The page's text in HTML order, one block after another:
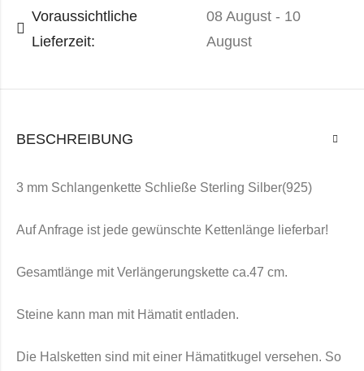
Voraussichtliche
Lieferzeit:
08 August - 10
August
BESCHREIBUNG
3 mm Schlangenkette Schließe Sterling Silber(925)
Auf Anfrage ist jede gewünschte Kettenlänge lieferbar!
Gesamtlänge mit Verlängerungskette ca.47 cm.
Steine kann man mit Hämatit entladen.
Die Halsketten sind mit einer Hämatitkugel versehen. So